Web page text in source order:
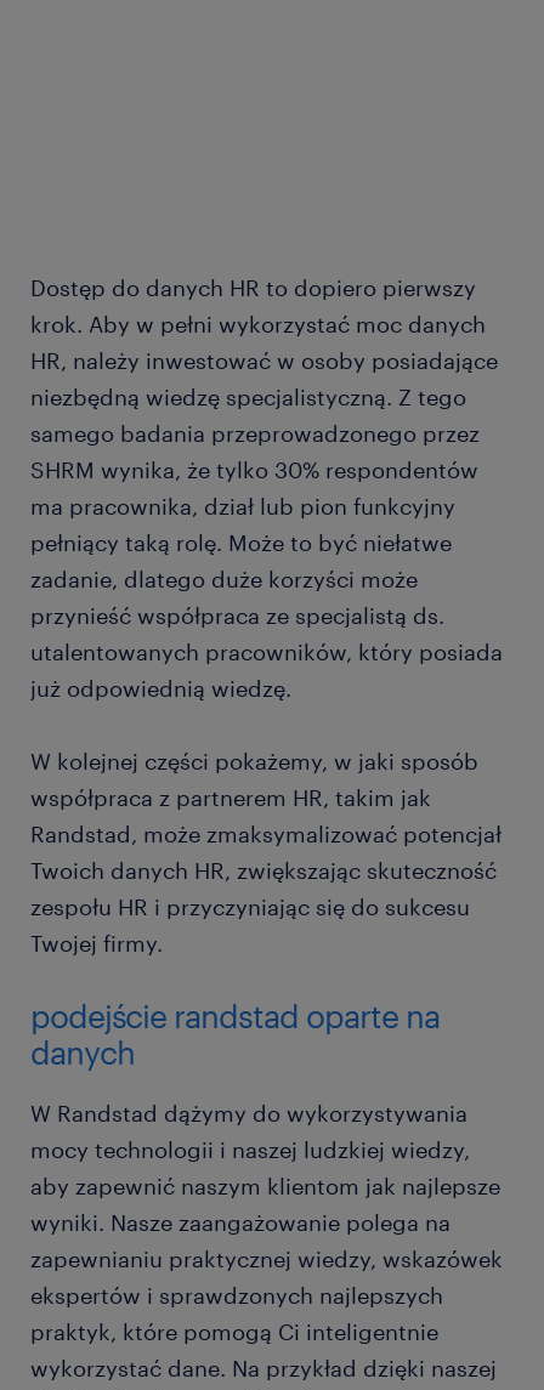
Dostęp do danych HR to dopiero pierwszy
krok. Aby w pełni wykorzystać moc danych
HR, należy inwestować w osoby posiadające
niezbędną wiedzę specjalistyczną. Z tego
samego badania przeprowadzonego przez
SHRM wynika, że tylko 30% respondentów
ma pracownika, dział lub pion funkcyjny
pełniący taką rolę. Może to być niełatwe
zadanie, dlatego duże korzyści może
przynieść współpraca ze specjalistą ds.
utalentowanych pracowników, który posiada
już odpowiednią wiedzę.
W kolejnej części pokażemy, w jaki sposób
współpraca z partnerem HR, takim jak
Randstad, może zmaksymalizować potencjał
Twoich danych HR, zwiększając skuteczność
zespołu HR i przyczyniając się do sukcesu
Twojej firmy.
podejście randstad oparte na
danych
W Randstad dążymy do wykorzystywania
mocy technologii i naszej ludzkiej wiedzy,
aby zapewnić naszym klientom jak najlepsze
wyniki. Nasze zaangażowanie polega na
zapewnianiu praktycznej wiedzy, wskazówek
ekspertów i sprawdzonych najlepszych
praktyk, które pomogą Ci inteligentnie
wykorzystać dane. Na przykład dzięki naszej